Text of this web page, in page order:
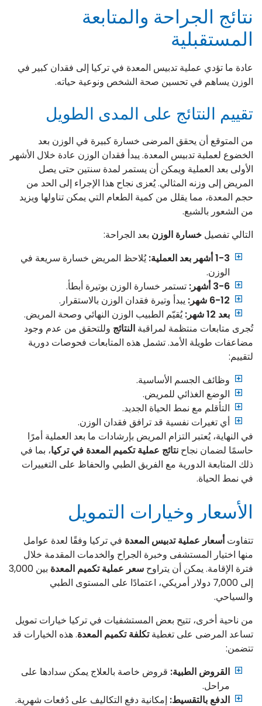
نتائج الجراحة والمتابعة
المستقبلية
عادة ما تؤدي عملية تدبيس المعدة في تركيا إلى فقدان كبير في
الوزن يساهم في تحسين صحة الشخص ونوعية حياته.
تقييم النتائج على المدى الطويل
من المتوقع أن يحقق المرضى خسارة كبيرة في الوزن بعد
الخضوع لعملية تدبيس المعدة. يبدأ فقدان الوزن عادة خلال الأشهر
الأولى بعد العملية ويمكن أن يستمر لمدة سنتين حتى يصل
المريض إلى وزنه المثالي. يُعزى نجاح هذا الإجراء إلى الحد من
حجم المعدة، مما يقلل من كمية الطعام التي يمكن تناولها ويزيد
من الشعور بالشبع.
التالي تفصيل خسارة الوزن بعد الجراحة:
1-3 أشهر بعد العملية:
يُلاحظ المريض خسارة سريعة في
الوزن.
3-6 أشهر:
تستمر خسارة الوزن بوتيرة أبطأ.
6-12 شهر:
يبدأ وتيرة فقدان الوزن بالاستقرار.
بعد 12 شهر:
يُقيّم الطبيب الوزن النهائي وصحة المريض.
تُجرى متابعات منتظمة لمراقبة النتائج وللتحقق من عدم وجود
مضاعفات طويلة الأمد. تشمل هذه المتابعات فحوصات دورية
لتقييم:
وظائف الجسم الأساسية.
الوضع الغذائي للمريض.
التأقلم مع نمط الحياة الجديد.
أي تغيرات نفسية قد ترافق فقدان الوزن.
في النهاية، يُعتبر التزام المريض بإرشادات ما بعد العملية أمرًا
حاسمًا لضمان نجاح نتائج عملية تكميم المعدة في تركيا، بما في
ذلك المتابعة الدورية مع الفريق الطبي والحفاظ على التغييرات
في نمط الحياة.
الأسعار وخيارات التمويل
تتفاوتأسعار عملية تدبيس المعدة في تركيا وفقًا لعدة عوامل
منها اختيار المستشفى وخبرة الجراح والخدمات المقدمة خلال
فترة الإقامة. يمكن أن يتراوح سعر عملية تكميم المعدة
بين 3,000
إلى 7,000 دولار أمريكي، اعتمادًا على المستوى الطبي
والسياحي.
من ناحية أخرى، تتيح بعض المستشفيات في تركيا خيارات تمويل
تساعد المرضى على تغطيةتكلفة تكميم المعدة. هذه الخيارات قد
تتضمن:
القروض الطبية: قروض خاصة بالعلاج يمكن سدادها على
مراحل.
الدفع بالتقسيط: إمكانية دفع التكاليف على دُفعات شهرية.